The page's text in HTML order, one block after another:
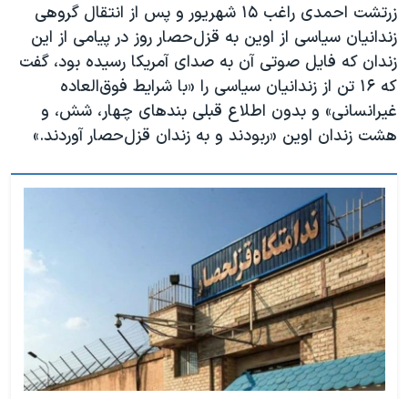
سفر پرزیدنت ترامپ به چینزرتشت احمدی راغب ۱۵ شهریور و پس از انتقال گروهی
زندانیان سیاسی از اوین به قزل‌حصار روز در پیامی از این
زندان که فایل صوتی آن به صدای آمریکا رسیده بود، گفت
که ۱۶ تن از زندانیان سیاسی را «با شرایط فوق‌العاده
غیرانسانی» و بدون اطلاع قبلی بندهای چهار، شش،‌ و
هشت زندان اوین «ربودند و به زندان قزل‌حصار آوردند.»